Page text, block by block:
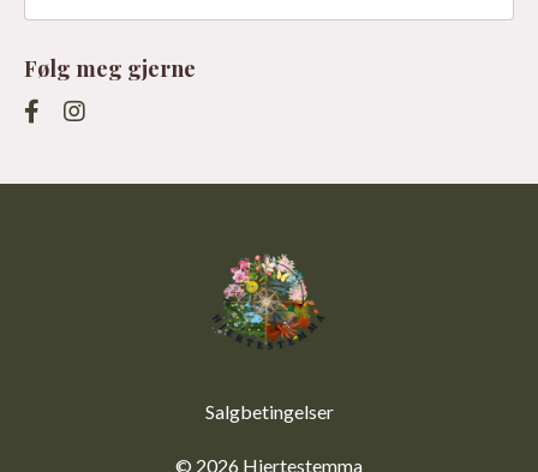
Følg meg gjerne
Salgbetingelser
© 2026 Hjertestemma